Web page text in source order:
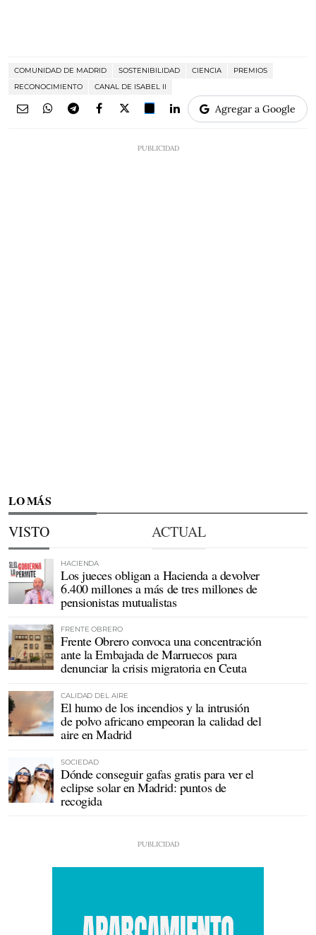
COMUNIDAD DE MADRID SOSTENIBILIDAD CIENCIA
PREMIOS
RECONOCIMIENTO
CANAL DE ISABEL II
Agregar a Google
LO MÁS
VISTO ACTUAL
HACIENDA
Los jueces obligan a Hacienda a devolver
6.400 millones a más de tres millones de
pensionistas mutualistas
FRENTE OBRERO
Frente Obrero convoca una concentración
ante la Embajada de Marruecos para
denunciar la crisis migratoria en Ceuta
CALIDAD DEL AIRE
El humo de los incendios y la intrusión
de polvo africano empeoran la calidad del
aire en Madrid
SOCIEDAD
Dónde conseguir gafas gratis para ver el
eclipse solar en Madrid: puntos de
recogida